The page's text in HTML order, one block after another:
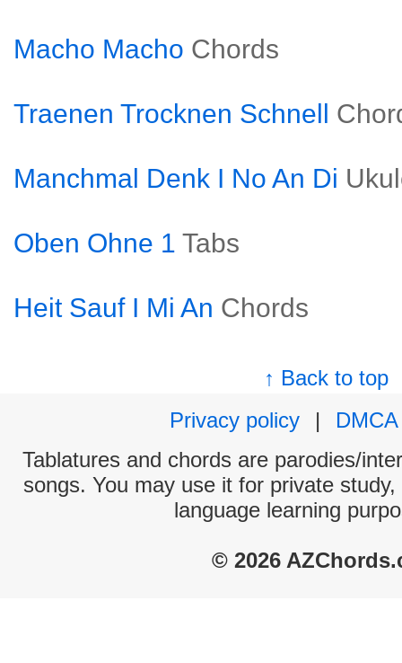
Macho Macho Chords
Traenen Trocknen Schnell
Manchmal Denk I No An Di
Oben Ohne 1 Tabs
Heit Sauf I Mi An Chords
↑ Back to top
Privacy policy
|
DMCA
Tablatures and chords are parodies/
songs. You may use it for private
language learning
© 2026